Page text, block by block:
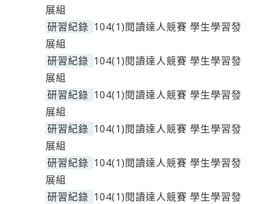
展組
研習紀錄 104(1)閱讀達人競賽 學生學習發
展組
研習紀錄 104(1)閱讀達人競賽 學生學習發
展組
研習紀錄 104(1)閱讀達人競賽 學生學習發
展組
研習紀錄 104(1)閱讀達人競賽 學生學習發
展組
研習紀錄 104(1)閱讀達人競賽 學生學習發
展組
研習紀錄 104(1)閱讀達人競賽 學生學習發